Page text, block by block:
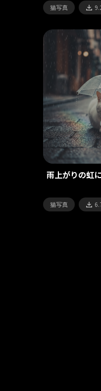
猫写真
雨上がりの虹
猫写真